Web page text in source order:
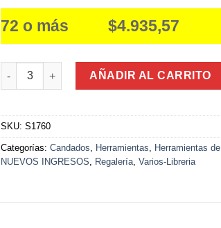
72 o más $4.935,57
Candado Reforzado Seguridad Rectangular
AÑADIR AL CARRITO
SKU:S1760
Categorías:Candados, Herramientas, Herramientas
NUEVOS INGRESOS, Regalería,Varios-Libreria